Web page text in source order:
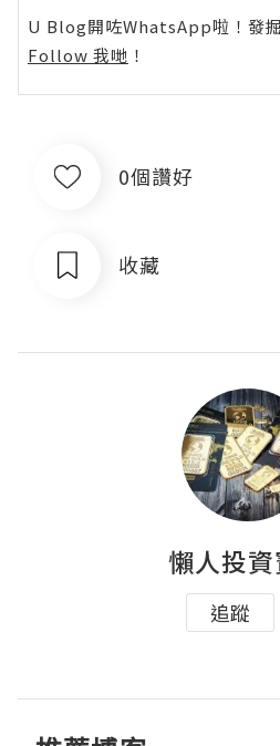
U Blog開咗WhatsApp啦！發
Follow 我哋 ！
0個讚好
收藏
懶人投
追蹤